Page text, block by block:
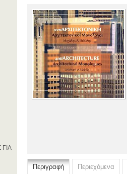
Περιγραφή Περιεχόμενα